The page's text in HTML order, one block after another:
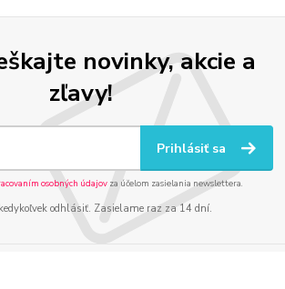
novinky, akcie a
zľavy!
Prihlásiť sa
osobných údajov za účelom zasielania newslettera.
odhlásiť. Zasielame raz za 14 dní.